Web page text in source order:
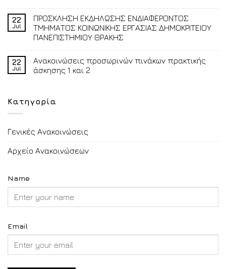
22
Jul
ΠΡΟΣΚΛΗΣΗ ΕΚΔΗΛΩΣΗΣ ΕΝΔΙΑΦΕΡΟΝΤΟΣ
ΤΜΗΜΑΤΟΣ ΚΟΙΝΩΝΙΚΗΣ ΕΡΓΑΣΙΑΣ ΔΗΜΟΚΡΙΤΕΙΟΥ
ΠΑΝΕΠΙΣΤΗΜΙΟΥ ΘΡΑΚΗΣ
22
Jul
Ανακοινώσεις προσωρινών πινάκων πρακτικής
άσκησης 1 και 2
Κατηγορία
Γενικές Ανακοινώσεις
Αρχείο Ανακοινώσεων
Name
Email